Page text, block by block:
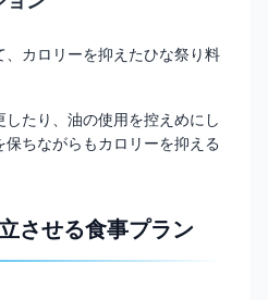
カロリーを抑えたひな祭り料
たり、油の使用を控えめにし
ちながらもカロリーを抑える
させる食事プラン